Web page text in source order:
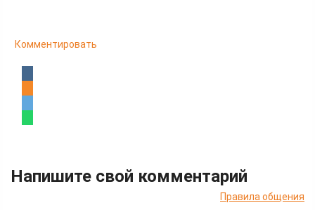
Комментировать
Напишите свой комментарий
Правила общения